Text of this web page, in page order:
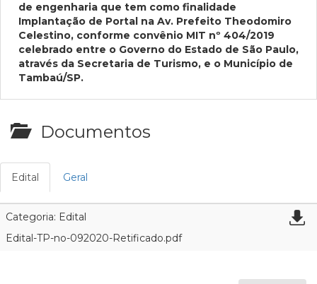
de engenharia que tem como finalidade
Implantação de Portal na Av. Prefeito Theodomiro
Celestino, conforme convênio MIT nº 404/2019
celebrado entre o Governo do Estado de São Paulo,
através da Secretaria de Turismo, e o Município de
Tambaú/SP.
Documentos
Edital Geral
Categoria: Edital
Edital-TP-no-092020-Retificado.pdf